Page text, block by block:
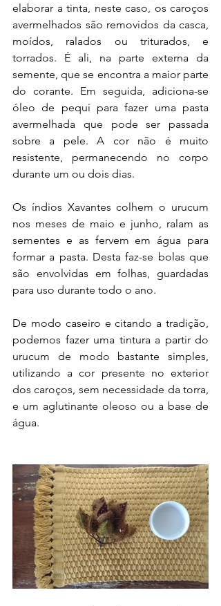
elaborar a tinta, neste caso, os caroços
avermelhados são removidos da casca,
moídos, ralados ou triturados, e
torrados. É ali, na parte externa da
semente, que se encontra a maior parte
do corante. Em seguida, adiciona-se
óleo de pequi para fazer uma pasta
avermelhada que pode ser passada
sobre a pele. A cor não é muito
resistente, permanecendo no corpo
durante um ou dois dias.
Os índios Xavantes colhem o urucum
nos meses de maio e junho, ralam as
sementes e as fervem em água para
formar a pasta. Desta faz-se bolas que
são envolvidas em folhas, guardadas
para uso durante todo o ano.
De modo caseiro e citando a tradição,
podemos fazer uma tintura a partir do
urucum de modo bastante simples,
utilizando a cor presente no exterior
dos caroços, sem necessidade da torra,
e um aglutinante oleoso ou a base de
água.